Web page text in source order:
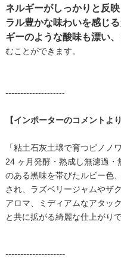
ネルギーがしっかりと反
ラル豊かな味わいを感じる
ギーのような酸味も漂い
むことができます。
--------------------
【インポーターのコメントより
「粘土石灰土壌で育つピノノ
24 ヶ月発酵・熟成し無濾過
のある黒味を帯びたルビー色
され、ラズベリージャムやザ
アロマ、ミディアムなアタッ
と共に拡がる綺麗な仕上がりで
--------------------